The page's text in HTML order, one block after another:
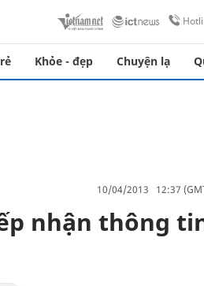
Khỏe - đẹp Chuyện lạ
10/04/2013 12:37
nhận thông